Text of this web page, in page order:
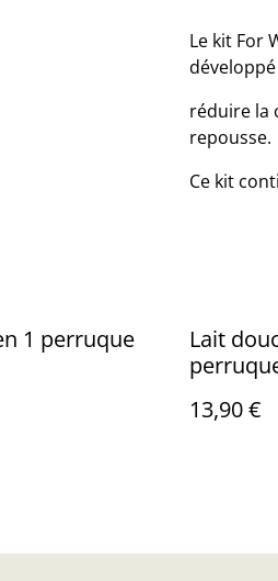
Le kit For
réduire la
repousse.
Ce kit
1 perruque
Lait
13,90 €